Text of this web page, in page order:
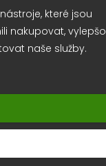
které jsou
nakupovat,
naše služby.